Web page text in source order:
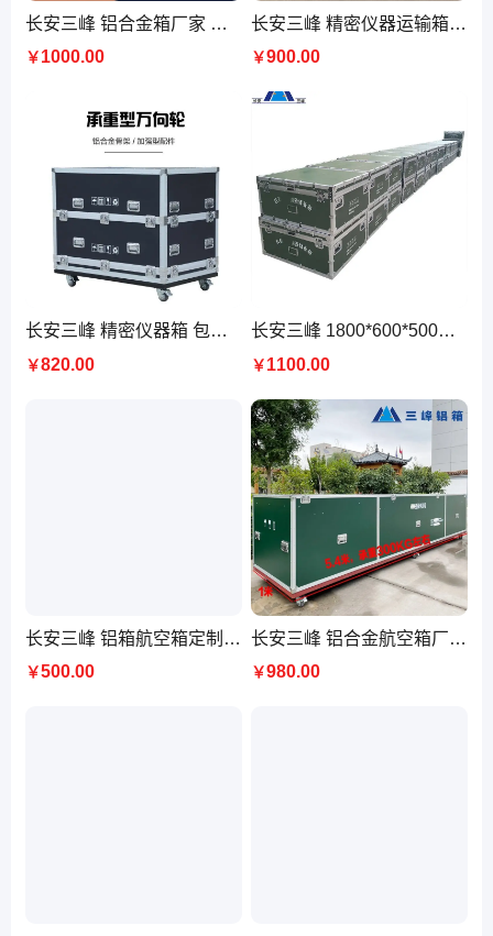
长安三峰 铝合金箱厂家 转运箱 减震固定航空箱定制 称重包装箱厂定做
￥1000.00
长安三峰 精密仪器运输箱工厂 物资存放箱定制 20年品质
￥900.00
长安三峰 精密仪器箱 包装箱定制 设备工具箱厂家销售
￥820.00
长安三峰 1800*600*500mm铝合金箱定制 带轮子航空箱20年源头工厂
￥1100.00
长安三峰 铝箱航空箱定制厂家 大型设备箱定做 铝合金包装转运包装箱
￥500.00
长安三峰 铝合金航空箱厂 拉杆箱 舞台仪器箱 大型设备转运箱 按需定制
￥980.00